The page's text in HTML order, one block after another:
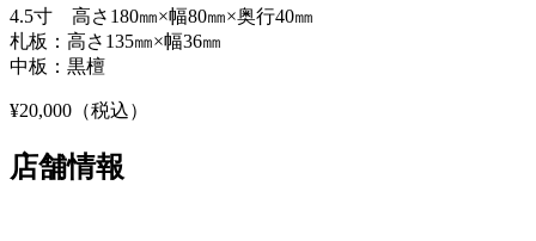
4.5寸 高さ180㎜×幅80㎜×奥行40㎜
札板：高さ135㎜×幅36㎜
中板：黒檀
¥20,000 （税込）
店舗情報